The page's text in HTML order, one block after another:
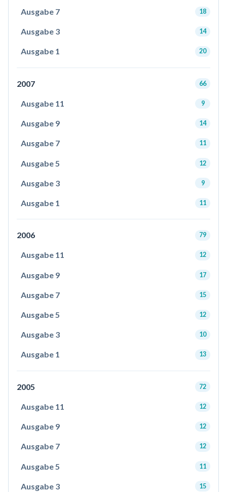
Ausgabe 7 18
Ausgabe 3 14
Ausgabe 1 20
2007 66
Ausgabe 11 9
Ausgabe 9 14
Ausgabe 7 11
Ausgabe 5 12
Ausgabe 3 9
Ausgabe 1 11
2006 79
Ausgabe 11 12
Ausgabe 9 17
Ausgabe 7 15
Ausgabe 5 12
Ausgabe 3 10
Ausgabe 1 13
2005 72
Ausgabe 11 12
Ausgabe 9 12
Ausgabe 7 12
Ausgabe 5 11
Ausgabe 3 15